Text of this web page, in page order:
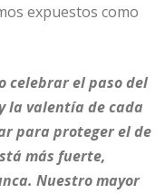
expuestos como
celebrar el paso del
la valentía de cada
para proteger el de
más fuerte,
Nuestro mayor